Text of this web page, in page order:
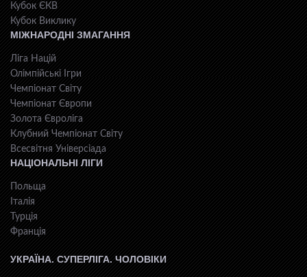
Кубок ЄКВ
Кубок Виклику
МІЖНАРОДНІ ЗМАГАННЯ
Ліга Націй
Олімпійські Ігри
Чемпіонат Світу
Чемпіонат Європи
Золота Євроліга
Клубний Чемпіонат Світу
Всесвiтня Унiверсiaда
НАЦІОНАЛЬНІ ЛІГИ
Польща
Італія
Турція
Франція
УКРАЇНА. СУПЕРЛІГА. ЧОЛОВІКИ